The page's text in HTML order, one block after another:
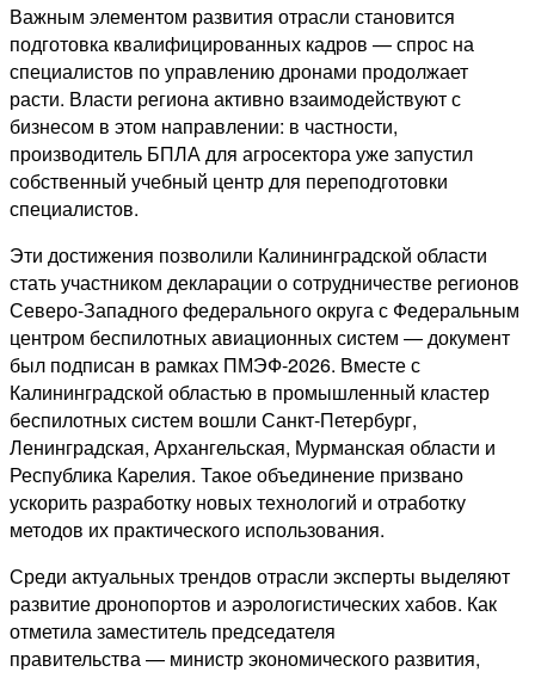
Важным элементом развития отрасли становится
подготовка квалифицированных кадров — спрос на
специалистов по управлению дронами продолжает
расти. Власти региона активно взаимодействуют с
бизнесом в этом направлении: в частности,
производитель БПЛА для агросектора уже запустил
собственный учебный центр для переподготовки
специалистов.
Эти достижения позволили Калининградской области
стать участником декларации о сотрудничестве регионов
Северо‑Западного федерального округа с Федеральным
центром беспилотных авиационных систем — документ
был подписан в рамках ПМЭФ‑2026. Вместе с
Калининградской областью в промышленный кластер
беспилотных систем вошли Санкт‑Петербург,
Ленинградская, Архангельская, Мурманская области и
Республика Карелия. Такое объединение призвано
ускорить разработку новых технологий и отработку
методов их практического использования.
Среди актуальных трендов отрасли эксперты выделяют
развитие дронопортов и аэрологистических хабов. Как
отметила заместитель председателя
правительства — министр экономического развития,